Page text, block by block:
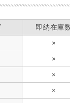
即納在庫
×
×
×
×